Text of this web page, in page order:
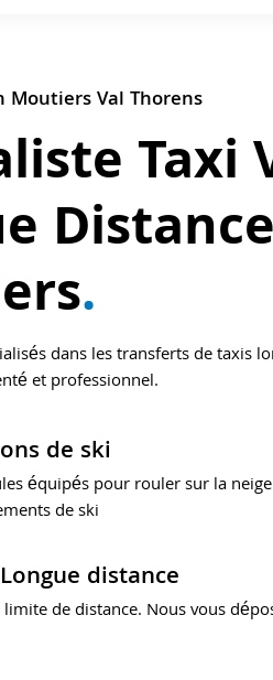
Moutiers Val Thorens
Taxi
Distance
.
dans les transferts de taxis
et professionnel.
de ski
équipés pour rouler sur la
de ski
distance
limite de distance. Nous vous